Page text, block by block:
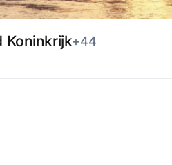
Koninkrijk+44